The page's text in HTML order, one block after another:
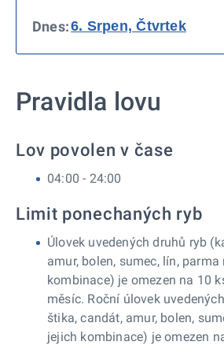
Dnes:
Pravidla lovu
Lov povolen v čase
04:00 - 24:00
Limit ponechaných ryb
Úlovek uvedených druhů ryb
amur, bolen, sumec, lín, parma
kombinace) je omezen na 10
měsíc. Roční úlovek
štika, candát, amur, bolen,
jejich kombinace) je omezen